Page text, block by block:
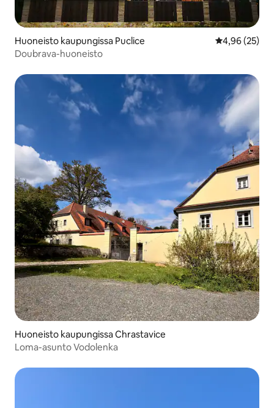
Huoneisto kaupungissa Puclice
4,96 (25)
Doubrava-huoneisto
Huoneisto kaupungissa Chrastavice
Loma-asunto Vodolenka